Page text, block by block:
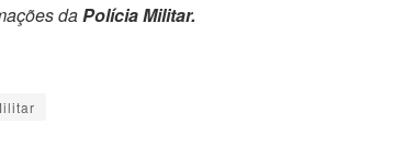
daPolícia Militar.